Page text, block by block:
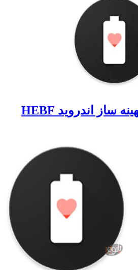
دانلود نرم افزار بهینه ساز اندروید HEBF